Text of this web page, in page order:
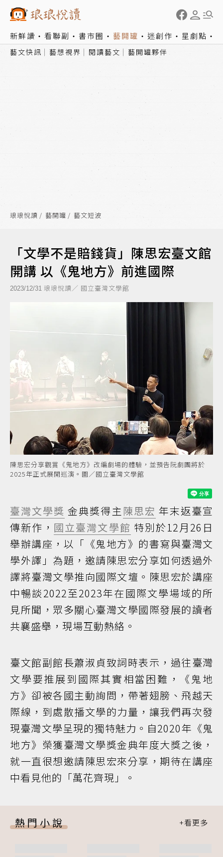
新鮮讀 看聯副 書市圈 藝開罐 迷創作 星劇點
藝文快訊 藝想視界 閱讀藝文 藝開罐夥伴
琅琅悅讀 藝開罐 藝文短波
「文學不是賠錢貨」陳思宏臺文館
開講 以《鬼地方》前進國際
2023/12/31 琅琅悅讀／ 國立臺灣文學館
陳思宏分享觀賞《鬼地方》改編劇場的體驗，並預告阮劇團將於
2025年正式展開巡演。圖／國立臺灣文學館
臺灣文學獎 金典獎得主 陳思宏 年末返臺宣
傳新作， 國立臺灣文學館 特別於12月26日
舉辦講座，以「《鬼地方》的書寫與臺灣文
學外譯」為題，邀請陳思宏分享如何透過外
譯將臺灣文學推向國際文壇。陳思宏於講座
中暢談2022至2023年在國際文學場域的所
見所聞，眾多關心臺灣文學國際發展的讀者
共襄盛舉，現場互動熱絡。
臺文館副館長蕭淑貞致詞時表示，過往臺灣
文學要推展到國際其實相當困難，《鬼地
方》卻被各國主動詢問，帶著翅膀、飛越天
際線，到處散播文學的力量，讓我們再次發
現臺灣文學呈現的獨特魅力。自2020年《鬼
地方》榮獲臺灣文學獎金典年度大獎之後，
就一直很想邀請陳思宏來分享，期待在講座
中看見他的「萬花齊現」。
熱門小說